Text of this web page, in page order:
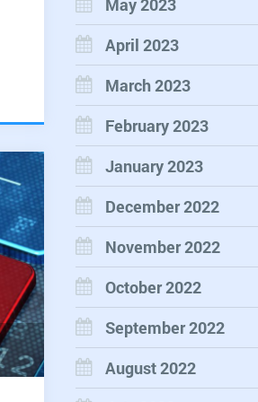
May 2023
April 2023
March 2023
February 2023
January 2023
December 2022
November 2022
October 2022
September 2022
August 2022